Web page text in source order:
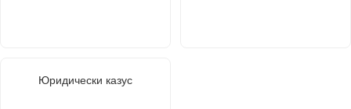
Юридически казус